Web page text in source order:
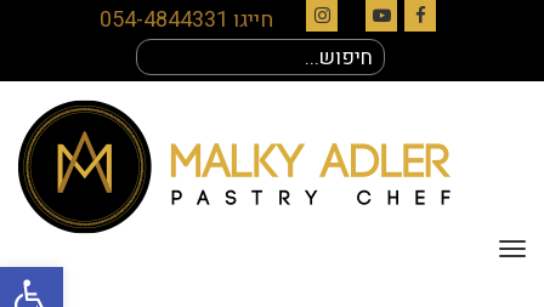
פתח
Facebook
YouTube
Instagram
חייגו 054-4844331
עבור:
תפריט